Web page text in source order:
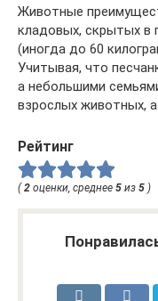
Животные
кладовых, скрытых в
(иногда до 60
Учитывая, что
а небольшими
взрослых животных,
Рейтинг
( 2 оценки, среднее 5 из 5 )